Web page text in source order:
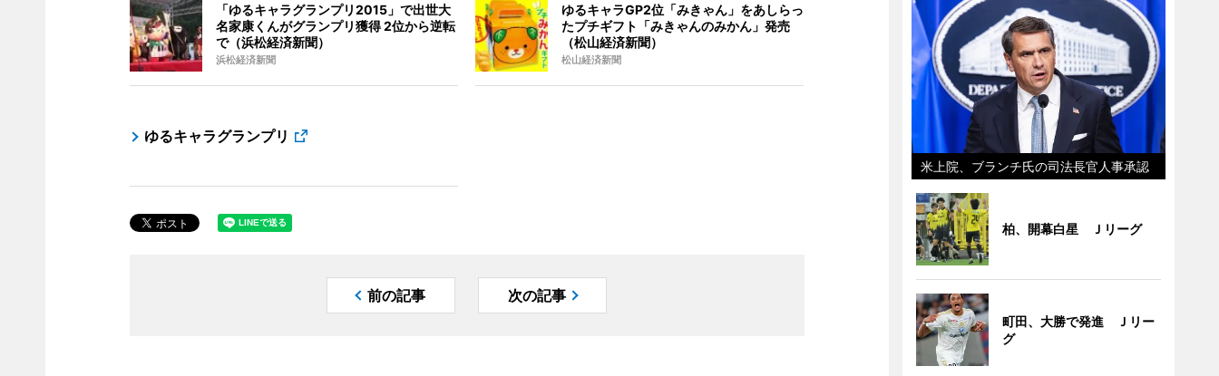
「ゆるキャラグランプリ2015」で出世大
名家康くんがグランプリ獲得 2位から逆転
で（浜松経済新聞）
浜松経済新聞
ゆるキャラGP2位「みきゃん」をあしらっ
たプチギフト「みきゃんのみかん」発売
（松山経済新聞）
松山経済新聞
ゆるキャラグランプリ
前の記事 次の記事
米上院、ブランチ氏の司法長官人事承認
柏、開幕白星 Ｊリーグ
町田、大勝で発進 Ｊリー
グ